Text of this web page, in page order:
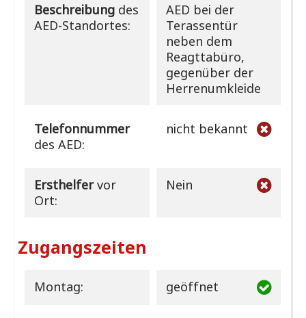
Beschreibungdes
AED-Standortes:
AED bei der
Terassentür
neben dem
Reagttabüro,
gegenüber der
Herrenumkleide
Telefonnummer
des AED:
nicht bekannt
Ersthelfervor
Ort:
Nein
Zugangszeiten
Montag: geöffnet